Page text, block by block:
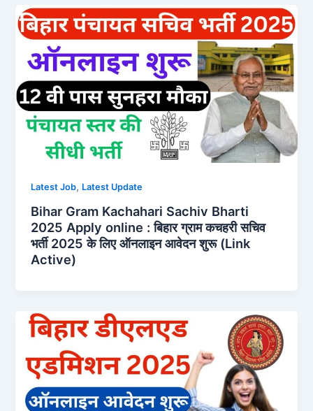
Latest Job, Latest Update
Bihar Gram Kachahari Sachiv Bharti
2025 Apply online : बिहार ग्राम कचहरी सचिव
भर्ती 2025 के लिए ऑनलाइन आवेदन शुरू (Link
Active)